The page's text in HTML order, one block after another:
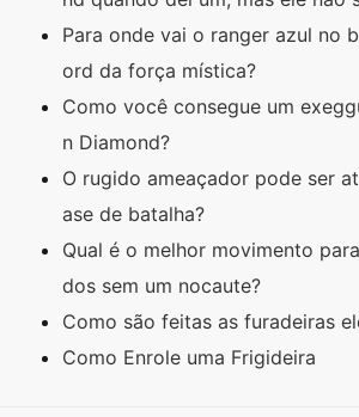
Para onde vai o ranger azul no
ord da força mística?
Como você consegue um
n Diamond?
O rugido ameaçador pode ser
ase de batalha?
Qual é o melhor movimento
dos sem um nocaute?
Como são feitas as furadeiras
Como Enrole uma Frigideira